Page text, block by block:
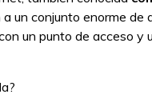
un conjunto enorme de
un punto de acceso y